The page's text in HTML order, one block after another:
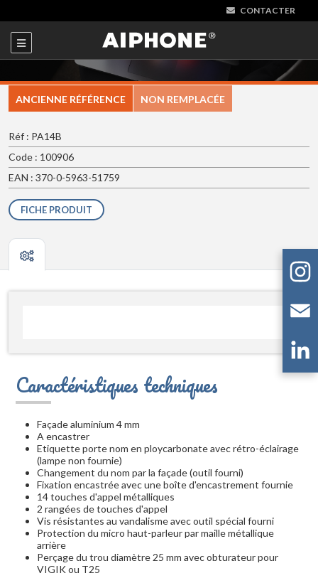
CONTACTER
ANCIENNE RÉFÉRENCE NON REMPLACÉE
Réf : PA14B
Code : 100906
EAN : 370-0-5963-51759
FICHE PRODUIT
Caractéristiques techniques
Façade aluminium 4 mm
A encastrer
Etiquette porte nom en ploycarbonate avec rétro-éclairage
(lampe non fournie)
Changement du nom par la façade (outil fourni)
Fixation encastrée avec une boîte d'encastrement fournie
14 touches d'appel métalliques
2 rangées de touches d'appel
Vis résistantes au vandalisme avec outil spécial fourni
Protection du micro haut-parleur par maille métallique
arrière
Perçage du trou diamètre 25 mm avec obturateur pour
VIGIK ou T25